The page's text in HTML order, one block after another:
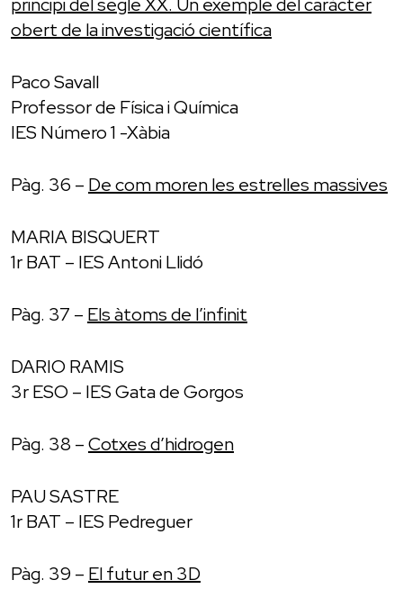
obert de la investigació científica
Paco Savall
Professor de Física i Química
IES Número 1 -Xàbia
Pàg. 36 – De com moren les estrelles massives
MARIA BISQUERT
1r BAT – IES Antoni Llidó
Pàg. 37 – Els àtoms de l’infinit
DARIO RAMIS
3r ESO – IES Gata de Gorgos
Pàg. 38 –Cotxes d’hidrogen
PAU SASTRE
1r BAT – IES Pedreguer
Pàg. 39 – El futur en 3D